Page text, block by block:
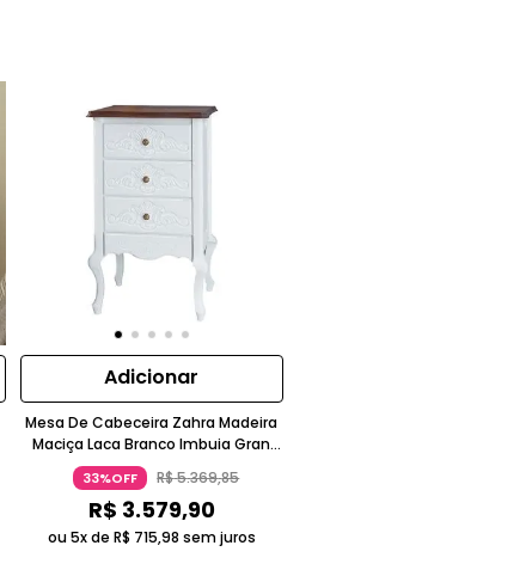
Adicionar
Mesa De Cabeceira Zahra Madeira
Maciça Laca Branco Imbuia Gran
Belo
33%OFF R$5.369,85
R$ 3.579,90
ou 5x de R$ 715,98 sem juros